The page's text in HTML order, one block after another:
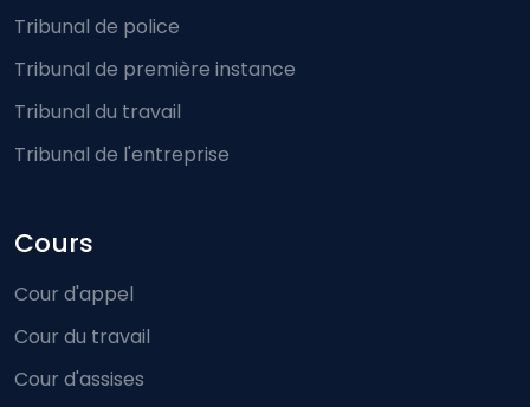
Tribunal de police
Tribunal de première instance
Tribunal du travail
Tribunal de l'entreprise
Cours
Cour d'appel
Cour du travail
Cour d'assises